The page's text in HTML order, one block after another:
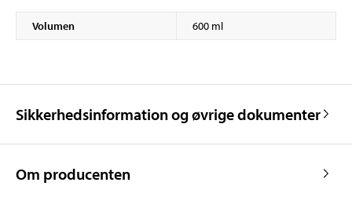
Volumen 600 ml
Sikkerhedsinformation og øvrige dokumenter
Om producenten